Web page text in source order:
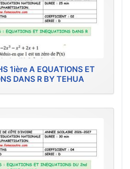
1ière A EQUATIONS ET
DANS R BY TEHUA